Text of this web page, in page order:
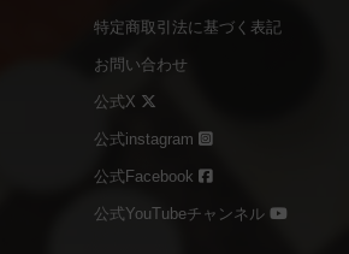
特定商取引法に基づく表記
お問い合わせ
公式X
公式instagram
公式Facebook
公式YouTubeチャンネル